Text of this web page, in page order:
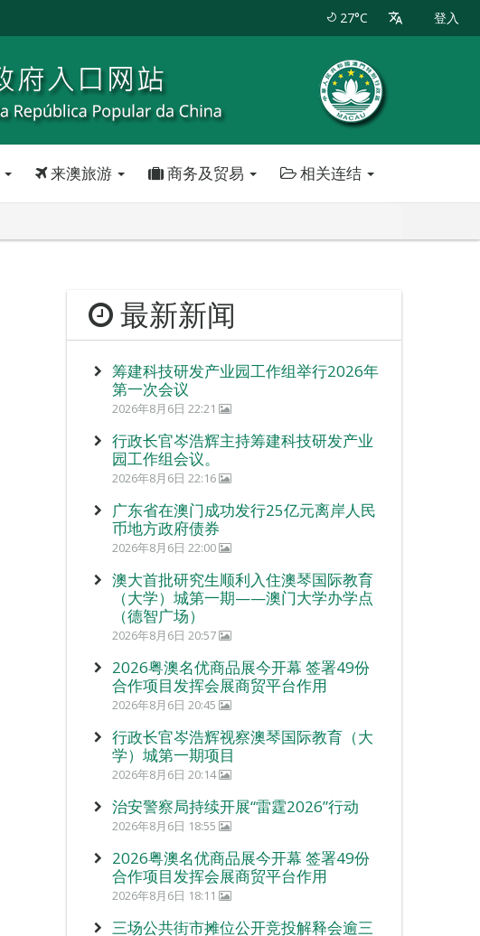
27°C 登入
来澳旅游 商务及贸易 相关连结
最新新闻
筹建科技研发产业园工作组举行2026年
第一次会议
2026年8月6日 22:21
行政长官岑浩辉主持筹建科技研发产业
园工作组会议。
2026年8月6日 22:16
广东省在澳门成功发行25亿元离岸人民
币地方政府债券
2026年8月6日 22:00
澳大首批研究生顺利入住澳琴国际教育
（大学）城第一期——澳门大学办学点
（德智广场）
2026年8月6日 20:57
2026粤澳名优商品展今开幕 签署49份
合作项目发挥会展商贸平台作用
2026年8月6日 20:45
行政长官岑浩辉视察澳琴国际教育（大
学）城第一期项目
2026年8月6日 20:14
治安警察局持续开展“雷霆2026”行动
2026年8月6日 18:55
2026粤澳名优商品展今开幕 签署49份
合作项目发挥会展商贸平台作用
2026年8月6日 18:11
三场公共街市摊位公开竞投解释会逾三